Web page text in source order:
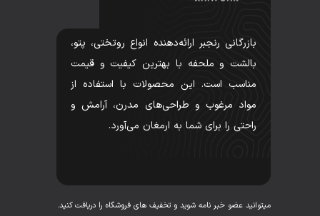
بازرگانی رنجبر ارائه‌دهنده انواع روتختی، پتو،
بالشت و ملحفه با بهترین کیفیت و قیمت
مناسب است. این محصولات با استفاده از
مواد مرغوب و طراحی‌های مدرن، آرامش و
راحتی را برای شما به ارمغان می‌آورد.
میتوانید عضو خبر نامه شوید و تخفیف های فروشگاه را دریافت کنید.